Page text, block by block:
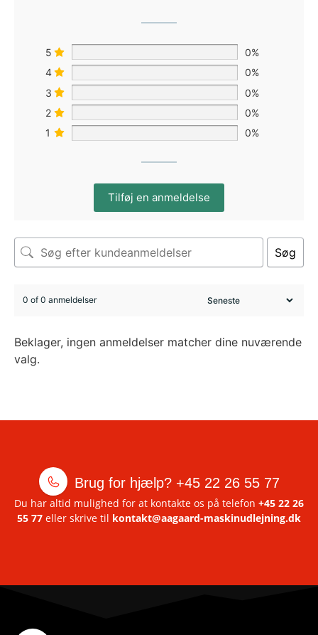
5
0%
4
0%
3
0%
2
0%
1
0%
Tilføj en anmeldelse
Søg
0 of 0 anmeldelser
Beklager, ingen anmeldelser matcher dine nuværende
valg.
Brug for hjælp? +45 22 26 55 77
Du har altid mulighed for at kontakte os på telefon +45 22 26
55 77 eller skrive til kontakt@aagaard-maskinudlejning.dk